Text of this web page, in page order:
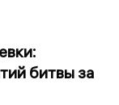
битвы за